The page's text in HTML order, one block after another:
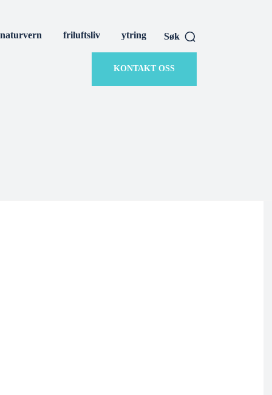
naturvern friluftsliv ytring Søk
KONTAKT OSS